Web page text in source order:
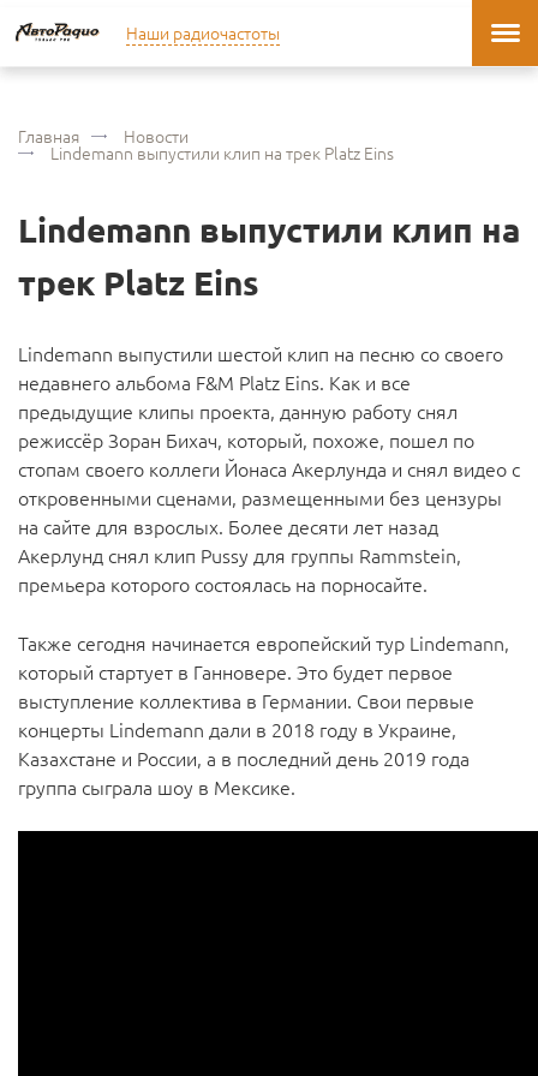
Наши радиочастоты
Главная Новости
Lindemann выпустили клип на трек Platz Eins
Lindemann выпустили клип на
трек Platz Eins
Lindemann выпустили шестой клип на песню со своего
недавнего альбома F&M Platz Eins. Как и все
предыдущие клипы проекта, данную работу снял
режиссёр Зоран Бихач, который, похоже, пошел по
стопам своего коллеги Йонаса Акерлунда и снял видео с
откровенными сценами, размещенными без цензуры
на сайте для взрослых. Более десяти лет назад
Акерлунд снял клип Pussy для группы Rammstein,
премьера которого состоялась на порносайте.
Также сегодня начинается европейский тур Lindemann,
который стартует в Ганновере. Это будет первое
выступление коллектива в Германии. Свои первые
концерты Lindemann дали в 2018 году в Украине,
Казахстане и России, а в последний день 2019 года
группа сыграла шоу в Мексике.